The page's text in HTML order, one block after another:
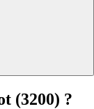
(3200) ?